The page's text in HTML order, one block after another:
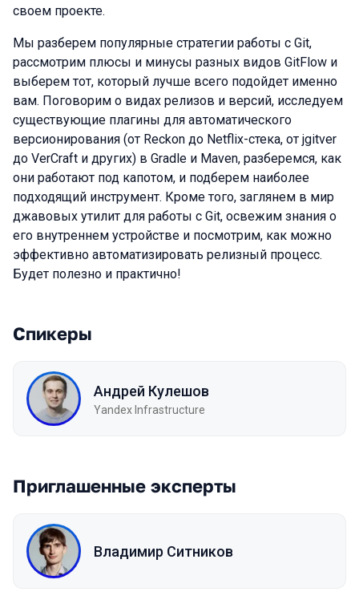
своем проекте.
Мы разберем популярные стратегии работы с Git,
рассмотрим плюсы и минусы разных видов GitFlow и
выберем тот, который лучше всего подойдет именно
вам. Поговорим о видах релизов и версий, исследуем
существующие плагины для автоматического
версионирования (от Reckon до Netflix-стека, от jgitver
до VerCraft и других) в Gradle и Maven, разберемся, как
они работают под капотом, и подберем наиболее
подходящий инструмент. Кроме того, заглянем в мир
джавовых утилит для работы с Git, освежим знания о
его внутреннем устройстве и посмотрим, как можно
эффективно автоматизировать релизный процесс.
Будет полезно и практично!
Спикеры
Андрей Кулешов
Yandex Infrastructure
Приглашенные эксперты
Владимир Ситников